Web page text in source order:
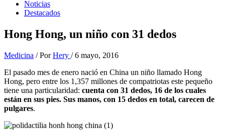
Noticias
Destacados
Hong Hong, un niño con 31 dedos
Medicina / PorHery /6 mayo, 2016
El pasado mes de enero nació en China un niño llamado Hong
Hong, pero entre los 1,357 millones de compatriotas este pequeño
tiene una particularidad: cuenta con 31 dedos, 16 de los cuales
están en sus pies. Sus manos, con 15 dedos en total, carecen de
pulgares.